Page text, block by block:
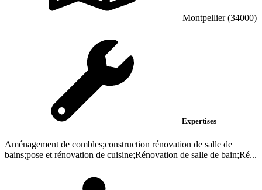
Montpellier (34000)
Expertises
Aménagement de combles;construction rénovation de salle de
bains;pose et rénovation de cuisine;Rénovation de salle de bain;Ré...